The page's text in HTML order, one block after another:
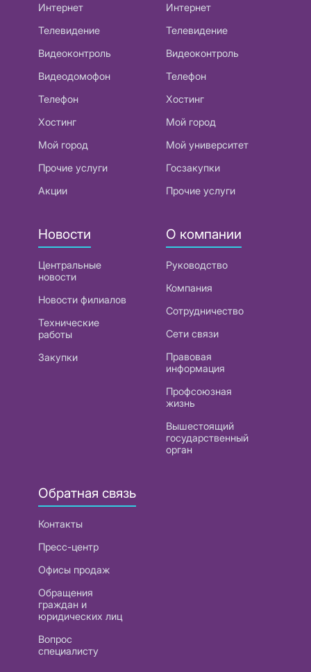
Интернет
Телевидение
Видеоконтроль
Видеодомофон
Телефон
Хостинг
Мой город
Прочие услуги
Акции
Интернет
Телевидение
Видеоконтроль
Телефон
Хостинг
Мой город
Мой университет
Госзакупки
Прочие услуги
Новости
Центральные
новости
Новости филиалов
Технические
работы
Закупки
О компании
Руководство
Компания
Сотрудничество
Сети связи
Правовая
информация
Профсоюзная
жизнь
Вышестоящий
государственный
орган
Обратная связь
Контакты
Пресс-центр
Офисы продаж
Обращения
граждан и
юридических лиц
Вопрос
специалисту